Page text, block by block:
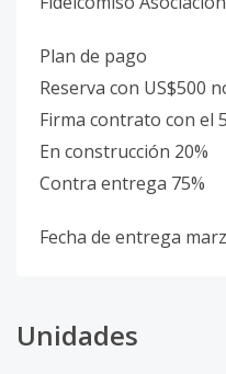
Plan de pago
Reserva con US$500
Firma contrato con el
En construcción 20%
Contra entrega 75%
Fecha de entrega
Unidades